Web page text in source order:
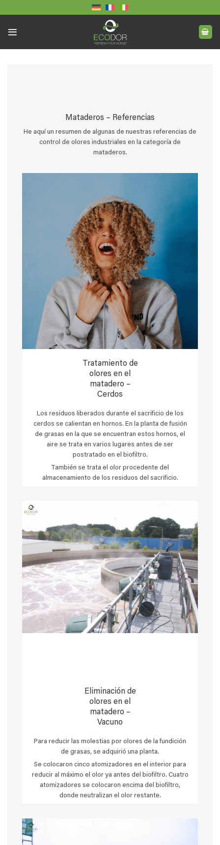
al
Mataderos – Referencias
He aquí un resumen de algunas de nuestras referencias de
control de olores industriales en la categoría de
mataderos.
Tratamiento de
olores en el
matadero –
Cerdos
Los residuos liberados durante el sacrificio de los
cerdos se calientan en hornos. En la planta de fusión
de grasas en la que se encuentran estos hornos, el
aire se trata en varios lugares antes de ser
postratado en el biofiltro.
También se trata el olor procedente del
almacenamiento de los residuos del sacrificio.
Eliminación de
olores en el
matadero –
Vacuno
Para reducir las molestias por olores de la fundición
de grasas, se adquirió una planta.
Se colocaron cinco atomizadores en el interior para
reducir al máximo el olor ya antes del biofiltro. Cuatro
atomizadores se colocaron encima del biofiltro,
donde neutralizan el olor restante.